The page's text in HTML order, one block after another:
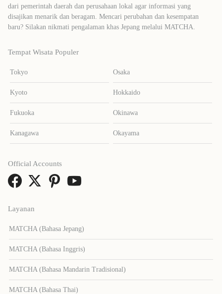
dari pemerintah daerah dan perusahaan lokal agar informasi yang
disajikan menarik dan beragam. Mencari perubahan dan kesempatan
baru? Silakan nikmati pengalaman khas Jepang melalui MATCHA.
Tempat Wisata Populer
Tokyo Osaka
Kyoto Hokkaido
Fukuoka Okinawa
Kanagawa Okayama
Layanan
MATCHA (Bahasa Jepang)
MATCHA (Bahasa Inggris)
MATCHA (Bahasa Mandarin Tradisional)
MATCHA (Bahasa Thai)
Official Accounts